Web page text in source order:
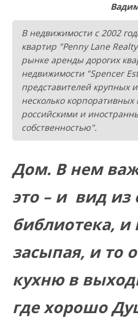
В недвижимости с 2002
квартир "Penny Lane
рынке аренды дорогих
недвижимости "Spencer
представителей крупных
несколько
российскими и
собственностью".
Дом. В нем
это – и вид
библиотека, и
засыпая, и то
кухню в
где хорошо